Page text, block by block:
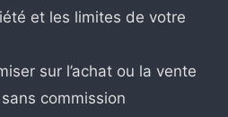
et les limites de votre
sur l’achat ou la vente
commission